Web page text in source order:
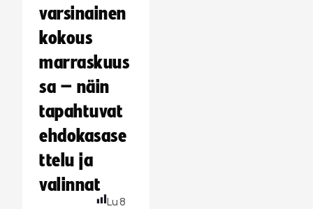
varsinainen
kokous
marraskuus
sa – näin
tapahtuvat
ehdokasase
ttelu ja
valinnat
Lu8